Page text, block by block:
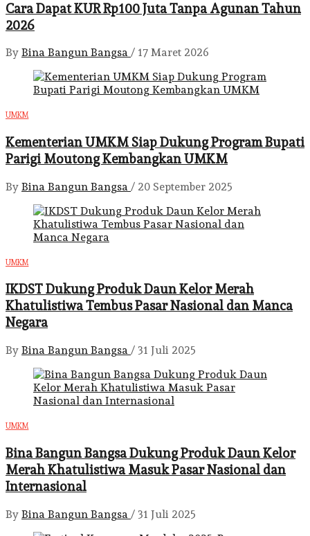
Cara Dapat KUR Rp100 Juta Tanpa Agunan Tahun
2026
By Bina Bangun Bangsa / 17 Maret 2026
UMKM
Kementerian UMKM Siap Dukung Program Bupati
Parigi Moutong Kembangkan UMKM
By Bina Bangun Bangsa / 20 September 2025
UMKM
IKDST Dukung Produk Daun Kelor Merah
Khatulistiwa Tembus Pasar Nasional dan Manca
Negara
By Bina Bangun Bangsa / 31 Juli 2025
UMKM
Bina Bangun Bangsa Dukung Produk Daun Kelor
Merah Khatulistiwa Masuk Pasar Nasional dan
Internasional
By Bina Bangun Bangsa / 31 Juli 2025